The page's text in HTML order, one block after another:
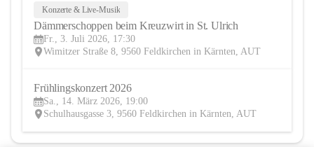
Konzerte & Live-Musik
Dämmerschoppen beim Kreuzwirt in St. Ulrich
Fr., 3. Juli 2026, 17:30
Wimitzer Straße 8, 9560 Feldkirchen in Kärnten, AUT
Frühlingskonzert 2026
Sa., 14. März 2026, 19:00
Schulhausgasse 3, 9560 Feldkirchen in Kärnten, AUT